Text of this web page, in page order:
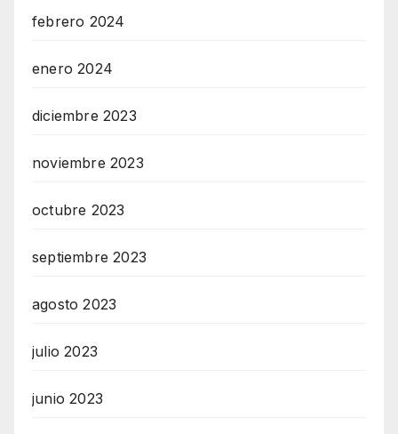
febrero 2024
enero 2024
diciembre 2023
noviembre 2023
octubre 2023
septiembre 2023
agosto 2023
julio 2023
junio 2023